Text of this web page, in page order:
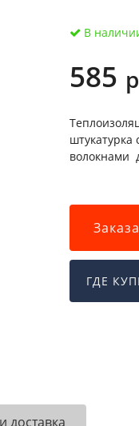
В
585
волокнами
ГДЕ
доставка